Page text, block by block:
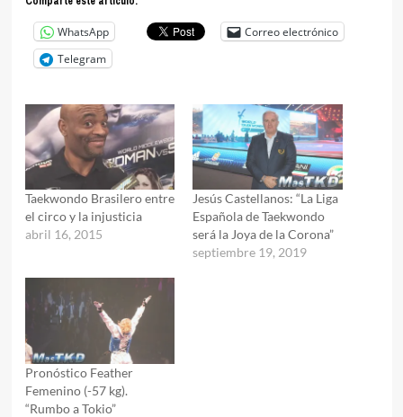
WhatsApp
Correo electrónico
Telegram
Taekwondo Brasilero entre
el circo y la injusticia
abril 16, 2015
Jesús Castellanos: “La Liga
Española de Taekwondo
será la Joya de la Corona”
septiembre 19, 2019
Pronóstico Feather
Femenino (-57 kg).
“Rumbo a Tokio”